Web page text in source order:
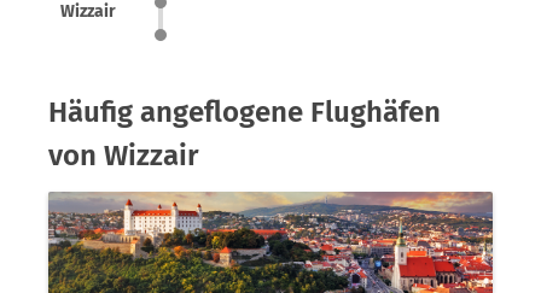
Wizzair
Häufig angeflogene Flughäfen
von Wizzair